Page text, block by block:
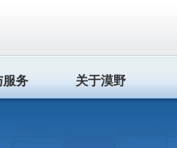
服务 关于漠野